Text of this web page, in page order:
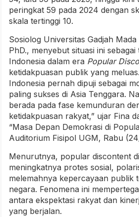
peringkat 59 pada 2024 dengan
skala tertinggi 10.
Sosiolog Universitas Gadjah
PhD., menyebut situasi ini
Indonesia dalam era Popular
ketidakpuasan publik yang
Indonesia pernah dipuji sebagai
paling sukses di Asia Tenggara.
berada pada fase kemunduran
ketidakpuasan rakyat,” ujar Fina
“Masa Depan Demokrasi di
Auditorium Fisipol UGM, Rabu
Menurutnya, popular discontent
meningkatnya protes sosial,
melemahnya kepercayaan publik
negara. Fenomena ini
antara ekspektasi rakyat dan
yang berjalan.